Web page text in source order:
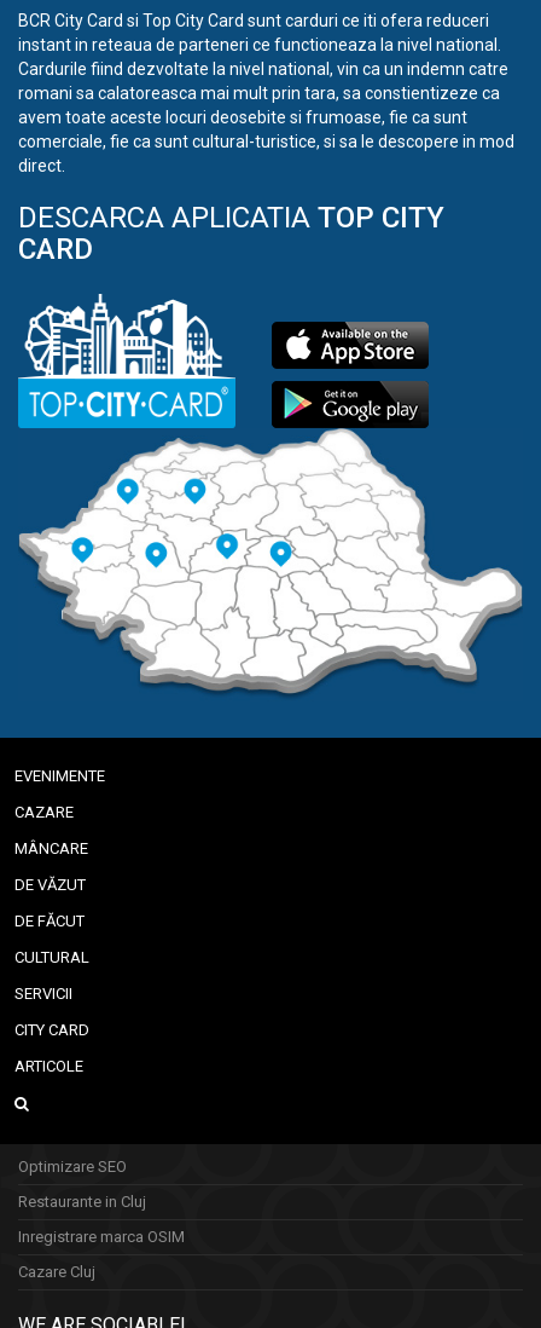
BCR City Card si Top City Card sunt carduri ce iti ofera reduceri
instant in reteaua de parteneri ce functioneaza la nivel national.
Cardurile fiind dezvoltate la nivel national, vin ca un indemn catre
romani sa calatoreasca mai mult prin tara, sa constientizeze ca
avem toate aceste locuri deosebite si frumoase, fie ca sunt
comerciale, fie ca sunt cultural-turistice, si sa le descopere in mod
direct.
DESCARCA APLICATIA TOP CITY
CARD
EVENIMENTE
CAZARE
MÂNCARE
DE VĂZUT
DE FĂCUT
CULTURAL
SERVICII
CITY CARD
ARTICOLE
Optimizare SEO
Restaurante in Cluj
Inregistrare marca OSIM
Cazare Cluj